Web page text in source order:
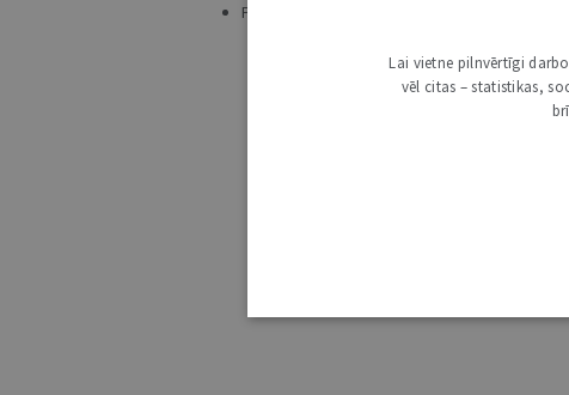
PĀRBAUDI, VAI IR IZVĒLĒTS ATBILSTOŠS
Lai vietne pilnvērtīgi
vēl citas – statistikas,